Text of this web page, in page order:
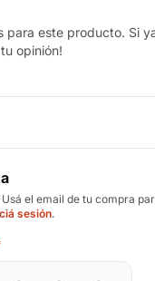
para este producto. Si
opinión!
el email de tu compra
sesión.